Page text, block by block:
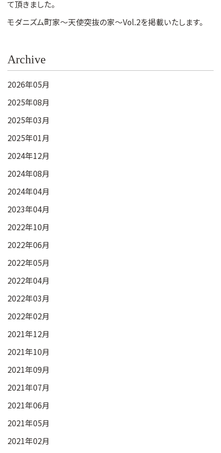
て頂きました。
モダニズム町家～天使突抜の家～Vol.2を掲載いたします。
Archive
2026年05月
2025年08月
2025年03月
2025年01月
2024年12月
2024年08月
2024年04月
2023年04月
2022年10月
2022年06月
2022年05月
2022年04月
2022年03月
2022年02月
2021年12月
2021年10月
2021年09月
2021年07月
2021年06月
2021年05月
2021年02月